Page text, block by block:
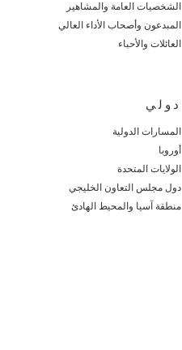
الشخصيات العامة والمشاهير
المبدعون وأصحاب الأداء العالي
العائلات والأحباء
دولي
المسارات الدولية
أوروبا
الولايات المتحدة
دول مجلس التعاون الخليجي
منطقة آسيا والمحيط الهادئ